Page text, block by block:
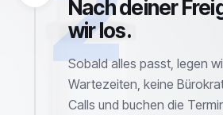
Nach deiner
wir los.
Sobald alles passt, legen
Wartezeiten, keine
Calls und buchen die